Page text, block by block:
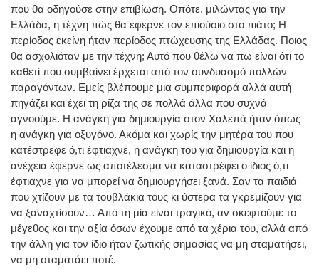
που θα οδηγούσε στην επιβίωση. Οπότε, μιλώντας για την
Ελλάδα, η τέχνη πώς θα έφερνε τον επιούσιο στο πιάτο; Η
περίοδος εκείνη ήταν περίοδος πτώχευσης της Ελλάδας. Ποιος
θα ασχολιόταν με την τέχνη; Αυτό που θέλω να πω είναι ότι το
καθετί που συμβαίνει έρχεται από τον συνδυασμό πολλών
παραγόντων. Εμείς βλέπουμε μια συμπεριφορά αλλά αυτή
πηγάζει και έχει τη ρίζα της σε πολλά άλλα που συχνά
αγνοούμε. Η ανάγκη για δημιουργία στον Χαλεπά ήταν όπως
η ανάγκη για οξυγόνο. Ακόμα και χωρίς την μητέρα του που
κατέστρεφε ό,τι έφτιαχνε, η ανάγκη του για δημιουργία και η
ανέχεια έφερνε ως αποτέλεσμα να καταστρέφει ο ίδιος ό,τι
έφτιαχνε για να μπορεί να δημιουργήσει ξανά. Σαν τα παιδιά
που χτίζουν με τα τουβλάκια τους κι ύστερα τα γκρεμίζουν για
να ξαναχτίσουν… Από τη μία είναι τραγικό, αν σκεφτούμε το
μέγεθος και την αξία όσων έχουμε από τα χέρια του, αλλά από
την άλλη για τον ίδιο ήταν ζωτικής σημασίας να μη σταματήσει,
να μη σταματάει ποτέ.